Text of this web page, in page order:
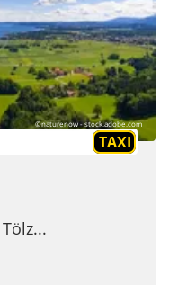
©naturenow - stock.adobe.com
TAXI